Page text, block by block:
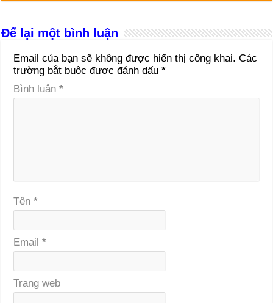
Để lại một bình luận
Email của bạn sẽ không được hiển thị công khai. Các
trường bắt buộc được đánh dấu*
Bình luận*
Tên*
Email*
Trang web